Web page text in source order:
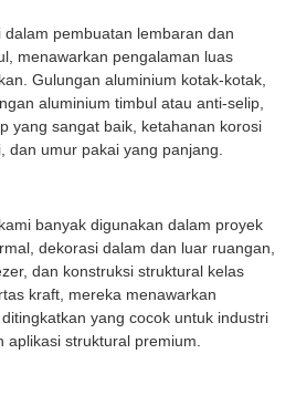
pembuatan lembaran dan
menawarkan pengalaman luas
Gulungan aluminium kotak-kotak,
aluminium timbul atau anti-selip,
yang sangat baik, ketahanan korosi
dan umur pakai yang panjang.
banyak digunakan dalam proyek
dekorasi dalam dan luar ruangan,
dan konstruksi struktural kelas
kraft, mereka menawarkan
yang cocok untuk industri
aplikasi struktural premium.